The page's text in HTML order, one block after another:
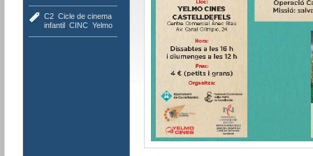
C2, Cicle de cinema
infantil , CINC, Yelmo